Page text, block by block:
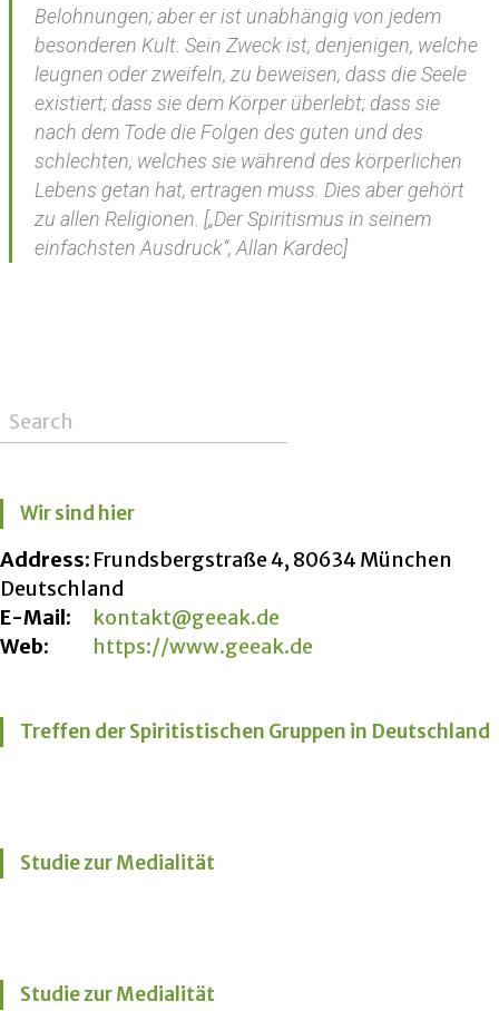
Belohnungen; aber er ist unabhängig von jedem
besonderen Kult. Sein Zweck ist, denjenigen, welche
leugnen oder zweifeln, zu beweisen, dass die Seele
existiert; dass sie dem Körper überlebt; dass sie
nach dem Tode die Folgen des guten und des
schlechten, welches sie während des körperlichen
Lebens getan hat, ertragen muss. Dies aber gehört
zu allen Religionen. [„Der Spiritismus in seinem
einfachsten Ausdruck“, Allan Kardec]
Wir sind hier
Address: Frundsbergstraße 4, 80634 München
Deutschland
E-Mail:
kontakt@geeak.de
Web:
https://www.geeak.de
Treffen der Spiritistischen Gruppen in Deutschland
Studie zur Medialität
Studie zur Medialität